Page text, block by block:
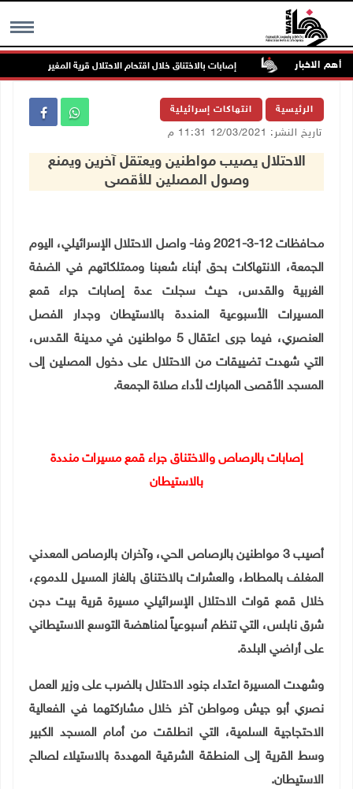
MENU أهم الاخبار
بالخطر إصابات بالاختناق خلال اقتحام الاحتلال قرية المغير
الرئيسية انتهاكات إسرائيلية
تاريخ النشر: 12/03/2021 11:31 م
الاحتلال يصيب مواطنين ويعتقل آخرين ويمنع
وصول المصلين للأقصى
محافظات 12-3-2021 وفا- واصل الاحتلال الإسرائيلي، اليوم
الجمعة، الانتهاكات بحق أبناء شعبنا وممتلكاتهم في الضفة
الغربية والقدس، حيث سجلت عدة إصابات جراء قمع
المسيرات الأسبوعية المنددة بالاستيطان وجدار الفصل
العنصري، فيما جرى اعتقال 5 مواطنين في مدينة القدس،
التي شهدت تضييقات من الاحتلال على دخول المصلين إلى
المسجد الأقصى المبارك لأداء صلاة الجمعة.
إصابات بالرصاص والاختناق جراء قمع مسيرات منددة
بالاستيطان
أصيب 3 مواطنين بالرصاص الحي، وآخران بالرصاص المعدني
المغلف بالمطاط، والعشرات بالاختناق بالغاز المسيل للدموع،
خلال قمع قوات الاحتلال الإسرائيلي مسيرة قرية بيت دجن
شرق نابلس، التي تنظم أسبوعياً لمناهضة التوسع الاستيطاني
على أراضي البلدة.
وشهدت المسيرة اعتداء جنود الاحتلال بالضرب على وزير العمل
نصري أبو جيش ومواطن آخر خلال مشاركتهما في الفعالية
الاحتجاجية السلمية، التي انطلقت من أمام المسجد الكبير
وسط القرية إلى المنطقة الشرقية المهددة بالاستيلاء لصالح
الاستيطان.